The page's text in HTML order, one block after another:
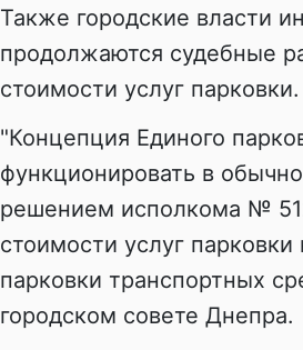
Также городские власти
продолжаются судебные
стоимости услуг парковки.
"Концепция Единого
функционировать в
решением исполкома №
стоимости услуг
парковки транспортных
городском совете Днепра.